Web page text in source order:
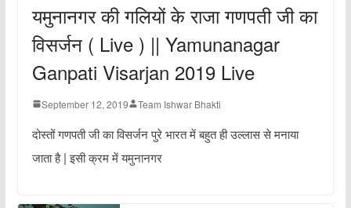
यमुनानगर की गलियों के राजा गणपती जी का
विसर्जन ( Live ) || Yamunanagar
Ganpati Visarjan 2019 Live
September 12, 2019 Team Ishwar Bhakti
दोस्तों गणपती जी का विसर्जन पुरे भारत में बहुत ही उल्लास से मनाया
जाता है | इसी क्रम में यमुनानगर